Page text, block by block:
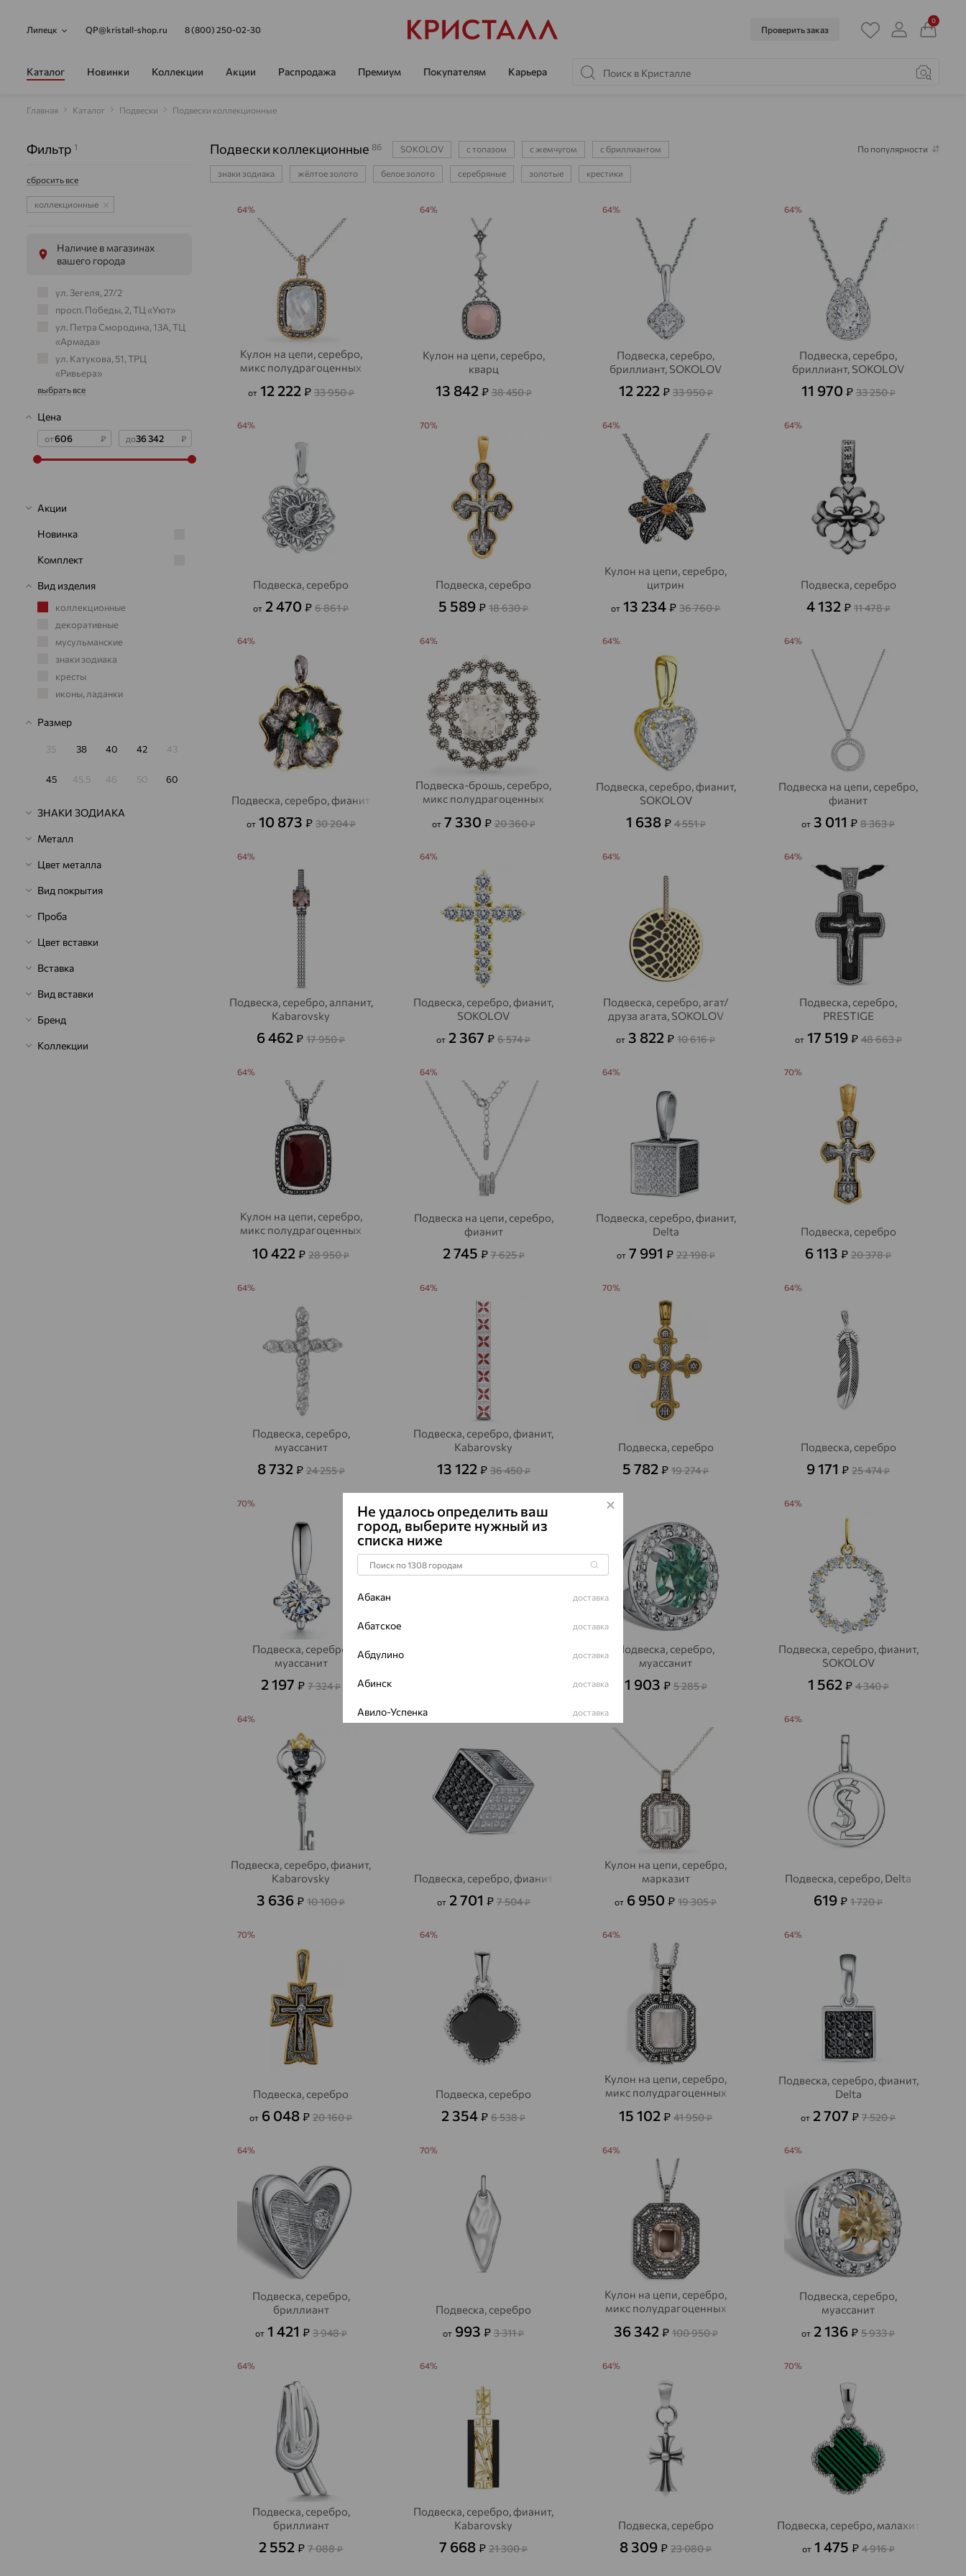
Липецк QP@kristall-shop.ru 8 (800) 250-02-30 Проверить заказ
0
Каталог Новинки Коллекции Акции Распродажа Премиум Покупателям Карьера
Главная Каталог Подвески Подвески коллекционные
Фильтр 1
сбросить все
коллекционные
Наличие в магазинах
вашего города
ул. Зегеля, 27/2
просп. Победы, 2, ТЦ «Уют»
ул. Петра Смородина, 13А, ТЦ
«Армада»
ул. Катукова, 51, ТРЦ
«Ривьера»
выбрать все
Цена
от ₽ до ₽
Акции
Новинка
Комплект
Вид изделия
коллекционные
декоративные
мусульманские
знаки зодиака
кресты
иконы, ладанки
Размер
35 38 40 42 43
45 45.5 46 50 60
ЗНАКИ ЗОДИАКА
Металл
Цвет металла
Вид покрытия
Проба
Цвет вставки
Вставка
Вид вставки
Бренд
Коллекции
По популярности
Подвески коллекционные 86 SOKOLOV с топазом с жемчугом с бриллиантом
знаки зодиака жёлтое золото белое золото серебряные золотые крестики
Кулон на цепи, серебро,
микс полудрагоценных
от 12 222 ₽ 33 950₽
64%
Кулон на цепи, серебро,
кварц
13 842 ₽ 38 450₽
64%
Подвеска, серебро,
бриллиант, SOKOLOV
12 222 ₽ 33 950₽
64%
Подвеска, серебро,
бриллиант, SOKOLOV
11 970 ₽ 33 250₽
64%
Подвеска, серебро
от 2 470₽ 6 861₽
64%
Подвеска, серебро
5 589₽ 18 630₽
70%
Кулон на цепи, серебро,
цитрин
от 13 234₽ 36 760₽
64%
Подвеска, серебро
4 132 ₽ 11 478₽
64%
Подвеска, серебро, фианит
от 10 873 ₽ 30 204₽
64%
Подвеска-брошь, серебро,
микс полудрагоценных
от 7 330 ₽ 20 360₽
64%
Подвеска, серебро, фианит,
SOKOLOV
1 638 ₽ 4 551₽
64%
Подвеска на цепи, серебро,
фианит
от 3 011₽ 8 363₽
64%
Подвеска, серебро, алпанит,
Kabarovsky
6 462₽ 17 950₽
64%
Подвеска, серебро, фианит,
SOKOLOV
от 2 367₽ 6 574₽
64%
Подвеска, серебро, агат/
друза агата, SOKOLOV
от 3 822₽ 10 616₽
64%
Подвеска, серебро,
PRESTIGE
от 17 519 ₽ 48 663₽
64%
Кулон на цепи, серебро,
микс полудрагоценных
10 422₽ 28 950₽
64%
Подвеска на цепи, серебро,
фианит
2 745 ₽ 7 625₽
64%
Подвеска, серебро, фианит,
Delta
от 7 991 ₽ 22 198₽
64%
Подвеска, серебро
6 113₽ 20 378₽
70%
Подвеска, серебро,
муассанит
8 732 ₽ 24 255₽
64%
Подвеска, серебро, фианит,
Kabarovsky
13 122 ₽ 36 450₽
64%
Подвеска, серебро
5 782₽ 19 274₽
70%
Подвеска, серебро
9 171₽ 25 474₽
64%
Подвеска, серебро,
муассанит
2 197₽ 7 324₽
70%
Подвеска, серебро,
муассанит
1 903 ₽ 5 285₽
64%
Подвеска, серебро, фианит,
SOKOLOV
1 562 ₽ 4 340₽
64%
Подвеска, серебро, фианит,
Kabarovsky
3 636₽ 10 100₽
64%
Подвеска, серебро, фианит
от 2 701 ₽ 7 504₽
64%
Кулон на цепи, серебро,
марказит
от 6 950₽ 19 305₽
64%
Подвеска, серебро, Delta
619₽ 1 720₽
64%
Подвеска, серебро
от 6 048₽ 20 160₽
70%
Подвеска, серебро
2 354₽ 6 538₽
64%
Кулон на цепи, серебро,
микс полудрагоценных
15 102₽ 41 950₽
64%
Подвеска, серебро, фианит,
Delta
от 2 707₽ 7 520₽
64%
Подвеска, серебро,
бриллиант
от 1 421 ₽ 3 948₽
64%
Подвеска, серебро
от 993₽ 3 311₽
70%
Кулон на цепи, серебро,
микс полудрагоценных
36 342 ₽ 100 950₽
64%
Подвеска, серебро,
муассанит
от 2 136₽ 5 933₽
64%
Подвеска, серебро,
бриллиант
2 552₽ 7 088₽
64%
Подвеска, серебро, фианит,
Kabarovsky
7 668₽ 21 300₽
64%
Подвеска, серебро
8 309₽ 23 080₽
64%
Подвеска, серебро, малахит
от 1 475 ₽ 4 916₽
70%
Не удалось определить ваш
город, выберите нужный из
списка ниже
Абакан доставка
Абатское доставка
Абдулино доставка
Абинск доставка
Авило-Успенка доставка
Актюбинский, Азнакаевский район
доставка
доставка
доставка